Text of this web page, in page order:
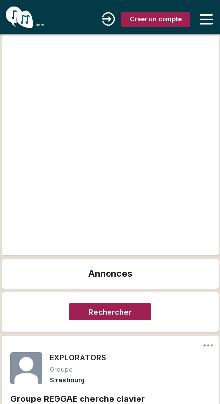
Créer un compte
Annonces
Rechercher
EXPLORATORS
Groupe
Strasbourg
Groupe REGGAE cherche clavier